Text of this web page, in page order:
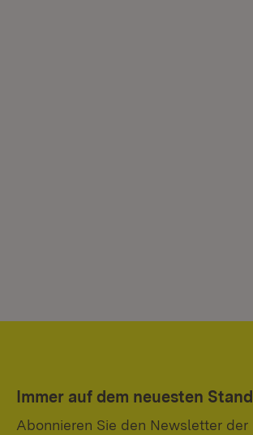
Immer auf dem neuesten Stand
Abonnieren Sie den Newsletter der